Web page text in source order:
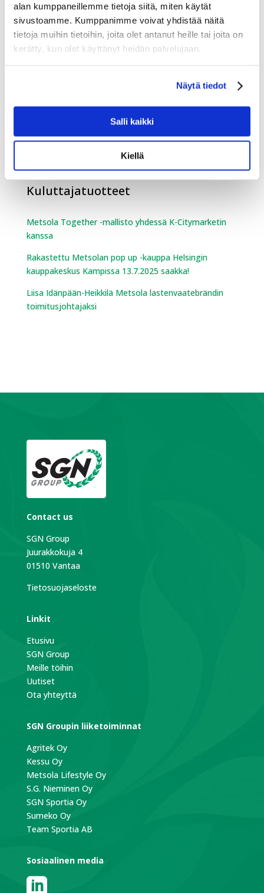
alan kumppaneillemme tietoja siitä, miten käytät
sivustoamme. Kumppanimme voivat yhdistää näitä
tietoja muihin tietoihin, joita olet antanut heille tai joita on
kerätty, kun olet käyttänyt heidän palvelujaan.
Näytä tiedot
Salli kaikki
Kiellä
Kessu Oy toimitti Hakunilan urheilupuistoon Vantaalle
TechnoAlpin SnowFactory kesälumetuskontin
SGN Sport kasvaa myös Ruotsissa!
Uusin Team Sportia myymälä Lahteen
Kuluttajatuotteet
Metsola Together -mallisto yhdessä K-Citymarketin
kanssa
Rakastettu Metsolan pop up -kauppa Helsingin
kauppakeskus Kampissa 13.7.2025 saakka!
Liisa Idänpään-Heikkilä Metsola lastenvaatebrändin
toimitusjohtajaksi
Contact us
SGN Group
Juurakkokuja 4
01510 Vantaa
Tietosuojaseloste
Linkit
Etusivu
SGN Group
Meille töihin
Uutiset
Ota yhteyttä
SGN Groupin liiketoiminnat
Agritek Oy
Kessu Oy
Metsola Lifestyle Oy
S.G. Nieminen Oy
SGN Sportia Oy
Sumeko Oy
Team Sportia AB
Sosiaalinen media
